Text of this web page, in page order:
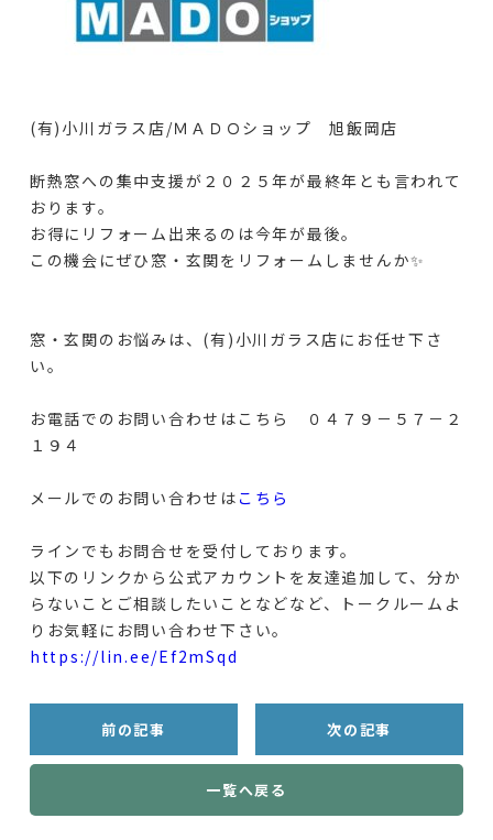
(有)小川ガラス店/ＭＡＤＯショップ 旭飯岡店
断熱窓への集中支援が２０２５年が最終年とも言われて
おります。
お得にリフォーム出来るのは今年が最後。
この機会にぜひ窓・玄関をリフォームしませんか✨
窓・玄関のお悩みは、(有)小川ガラス店にお任せ下さ
い。
お電話でのお問い合わせはこちら ０４７９－５７－２
１９４
メールでのお問い合わせは こちら
ラインでもお問合せを受付しております。
以下のリンクから公式アカウントを友達追加して、分か
らないことご相談したいことなどなど、トークルームよ
りお気軽にお問い合わせ下さい。
https://lin.ee/Ef2mSqd
前の記事 次の記事
一覧へ戻る